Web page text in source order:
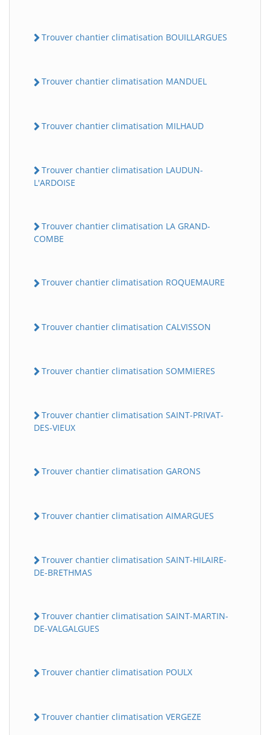
Trouver chantier climatisation BOUILLARGUES
Trouver chantier climatisation MANDUEL
Trouver chantier climatisation MILHAUD
Trouver chantier climatisation LAUDUN-
L'ARDOISE
Trouver chantier climatisation LA GRAND-
COMBE
Trouver chantier climatisation ROQUEMAURE
Trouver chantier climatisation CALVISSON
Trouver chantier climatisation SOMMIERES
Trouver chantier climatisation SAINT-PRIVAT-
DES-VIEUX
Trouver chantier climatisation GARONS
Trouver chantier climatisation AIMARGUES
Trouver chantier climatisation SAINT-HILAIRE-
DE-BRETHMAS
Trouver chantier climatisation SAINT-MARTIN-
DE-VALGALGUES
Trouver chantier climatisation POULX
Trouver chantier climatisation VERGEZE